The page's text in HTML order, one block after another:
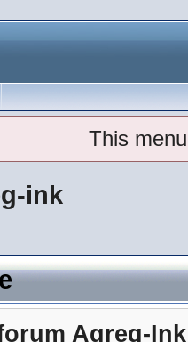
This
ink
Agreg-